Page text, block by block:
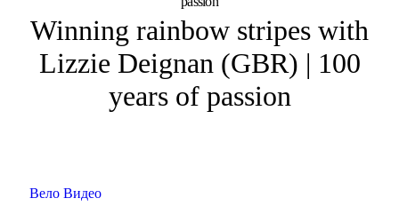
Winning rainbow stripes with
Lizzie Deignan (GBR) | 100
years of passion
Вело Видео